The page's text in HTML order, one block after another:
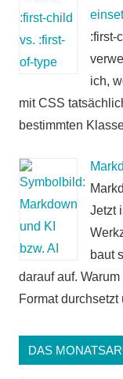
:first-
ich,
mit CSS
bestimmten
Jetzt
baut
darauf auf.
Format
DAS